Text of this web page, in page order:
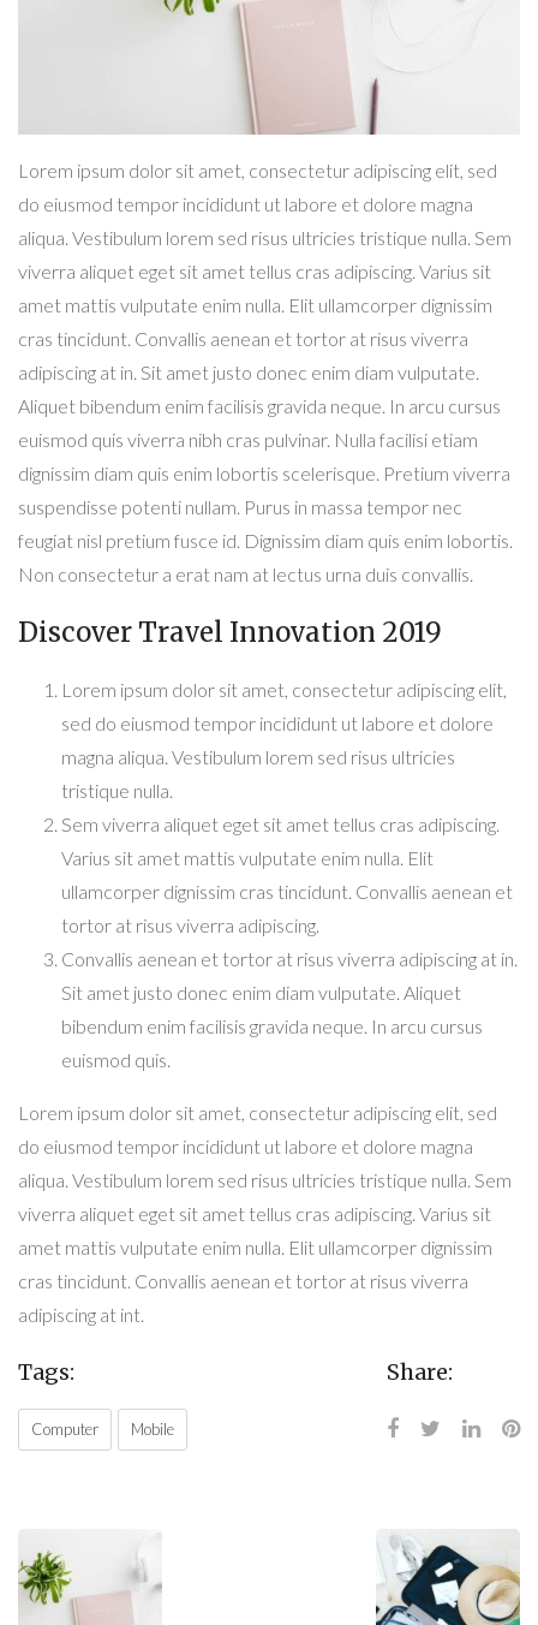
Lorem ipsum dolor sit amet, consectetur adipiscing elit, sed
do eiusmod tempor incididunt ut labore et dolore magna
aliqua. Vestibulum lorem sed risus ultricies tristique nulla. Sem
viverra aliquet eget sit amet tellus cras adipiscing. Varius sit
amet mattis vulputate enim nulla. Elit ullamcorper dignissim
cras tincidunt. Convallis aenean et tortor at risus viverra
adipiscing at in. Sit amet justo donec enim diam vulputate.
Aliquet bibendum enim facilisis gravida neque. In arcu cursus
euismod quis viverra nibh cras pulvinar. Nulla facilisi etiam
dignissim diam quis enim lobortis scelerisque. Pretium viverra
suspendisse potenti nullam. Purus in massa tempor nec
feugiat nisl pretium fusce id. Dignissim diam quis enim lobortis.
Non consectetur a erat nam at lectus urna duis convallis.
Discover Travel Innovation 2019
Lorem ipsum dolor sit amet, consectetur adipiscing elit,
sed do eiusmod tempor incididunt ut labore et dolore
magna aliqua. Vestibulum lorem sed risus ultricies
tristique nulla.
Sem viverra aliquet eget sit amet tellus cras adipiscing.
Varius sit amet mattis vulputate enim nulla. Elit
ullamcorper dignissim cras tincidunt. Convallis aenean et
tortor at risus viverra adipiscing.
Convallis aenean et tortor at risus viverra adipiscing at in.
Sit amet justo donec enim diam vulputate. Aliquet
bibendum enim facilisis gravida neque. In arcu cursus
euismod quis.
Lorem ipsum dolor sit amet, consectetur adipiscing elit, sed
do eiusmod tempor incididunt ut labore et dolore magna
aliqua. Vestibulum lorem sed risus ultricies tristique nulla. Sem
viverra aliquet eget sit amet tellus cras adipiscing. Varius sit
amet mattis vulputate enim nulla. Elit ullamcorper dignissim
cras tincidunt. Convallis aenean et tortor at risus viverra
adipiscing at int.
Tags:
Computer Mobile
Share: